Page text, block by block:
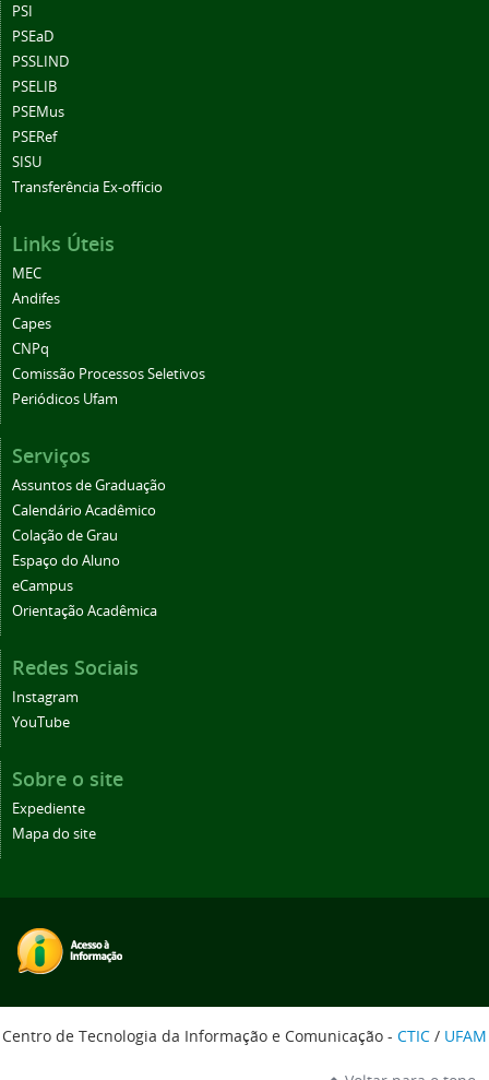
PSI
PSEaD
PSSLIND
PSELIB
PSEMus
PSERef
SISU
Transferência Ex-officio
Links Úteis
MEC
Andifes
Capes
CNPq
Comissão Processos Seletivos
Periódicos Ufam
Serviços
Assuntos de Graduação
Calendário Acadêmico
Colação de Grau
Espaço do Aluno
eCampus
Orientação Acadêmica
Redes Sociais
Instagram
YouTube
Sobre o site
Expediente
Mapa do site
Centro de Tecnologia da Informação e Comunicação - CTIC / UFAM